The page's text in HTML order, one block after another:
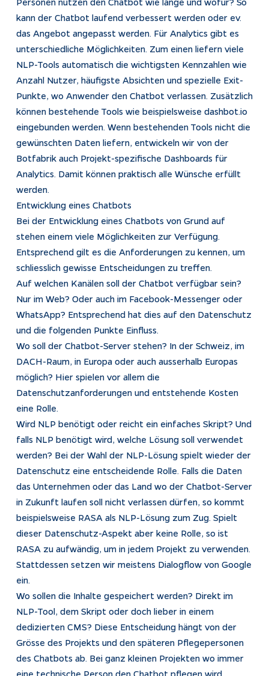
kann der Chatbot laufend verbessert werden oder ev.
das Angebot angepasst werden. Für Analytics gibt es
unterschiedliche Möglichkeiten. Zum einen liefern viele
NLP-Tools automatisch die wichtigsten Kennzahlen wie
Anzahl Nutzer, häufigste Absichten und spezielle Exit-
Punkte, wo Anwender den Chatbot verlassen. Zusätzlich
können bestehende Tools wie beispielsweise dashbot.io
eingebunden werden. Wenn bestehenden Tools nicht die
gewünschten Daten liefern, entwickeln wir von der
Botfabrik auch Projekt-spezifische Dashboards für
Analytics. Damit können praktisch alle Wünsche erfüllt
werden.
Entwicklung eines Chatbots
Bei der Entwicklung eines Chatbots von Grund auf
stehen einem viele Möglichkeiten zur Verfügung.
Entsprechend gilt es die Anforderungen zu kennen, um
schliesslich gewisse Entscheidungen zu treffen.
Auf welchen Kanälen soll der Chatbot verfügbar sein?
Nur im Web? Oder auch im Facebook-Messenger oder
WhatsApp? Entsprechend hat dies auf den Datenschutz
und die folgenden Punkte Einfluss.
Wo soll der Chatbot-Server stehen? In der Schweiz, im
DACH-Raum, in Europa oder auch ausserhalb Europas
möglich? Hier spielen vor allem die
Datenschutzanforderungen und entstehende Kosten
eine Rolle.
Wird NLP benötigt oder reicht ein einfaches Skript? Und
falls NLP benötigt wird, welche Lösung soll verwendet
werden? Bei der Wahl der NLP-Lösung spielt wieder der
Datenschutz eine entscheidende Rolle. Falls die Daten
das Unternehmen oder das Land wo der Chatbot-Server
in Zukunft laufen soll nicht verlassen dürfen, so kommt
beispielsweise RASA als NLP-Lösung zum Zug. Spielt
dieser Datenschutz-Aspekt aber keine Rolle, so ist
RASA zu aufwändig, um in jedem Projekt zu verwenden.
Stattdessen setzen wir meistens Dialogflow von Google
ein.
Wo sollen die Inhalte gespeichert werden? Direkt im
NLP-Tool, dem Skript oder doch lieber in einem
dedizierten CMS? Diese Entscheidung hängt von der
Grösse des Projekts und den späteren Pflegepersonen
des Chatbots ab. Bei ganz kleinen Projekten wo immer
eine technische Person den Chatbot pflegen wird,